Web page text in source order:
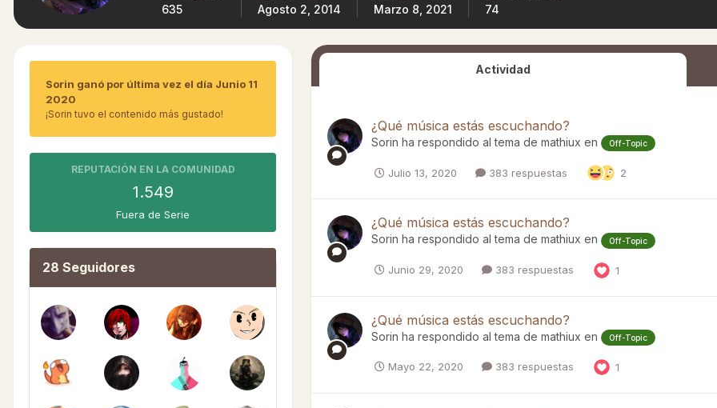
635 Agosto 2, 2014 Marzo 8, 2021 74
Sorin ganó por última vez el día Junio 11
2020
¡Sorin tuvo el contenido más gustado!
REPUTACIÓN EN LA COMUNIDAD
1.549
Fuera de Serie
28 Seguidores
Actividad
¿Qué música estás escuchando?
Sorin ha respondido al tema de mathiux en Off-Topic
Julio 13, 2020 383 respuestas 2
¿Qué música estás escuchando?
Sorin ha respondido al tema de mathiux en Off-Topic
Junio 29, 2020 383 respuestas 1
¿Qué música estás escuchando?
Sorin ha respondido al tema de mathiux en Off-Topic
Mayo 22, 2020 383 respuestas 1